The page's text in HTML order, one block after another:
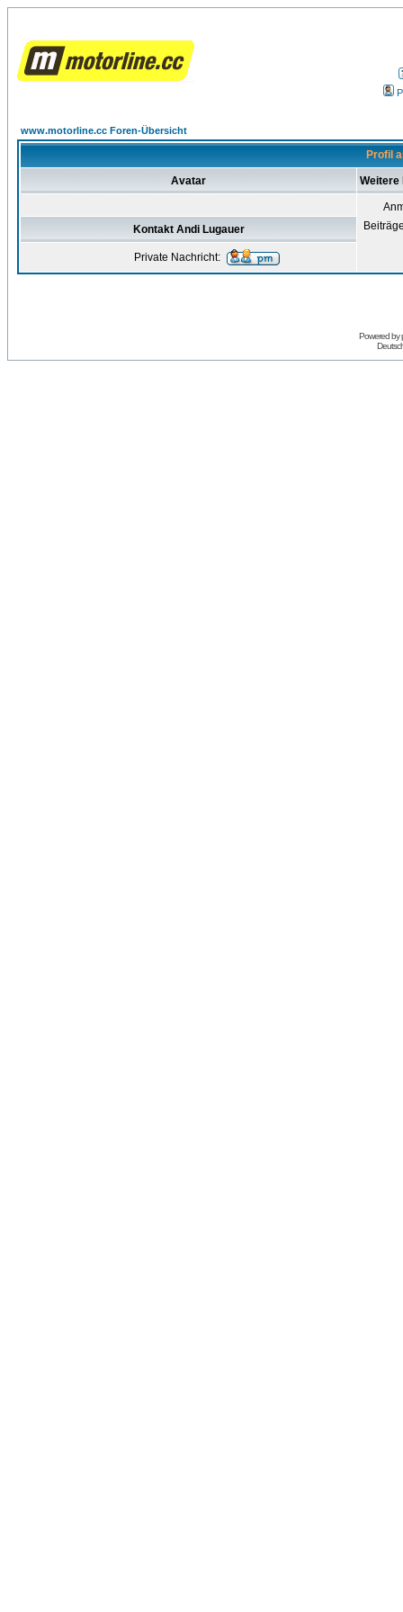
www.motorline.cc Foren-Übersicht
Profil
Avatar Weitere
Kontakt Andi Lugauer
Private Nachricht:
Powered by